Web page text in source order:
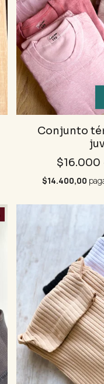
Conjunto
$16.000
$14.400,00